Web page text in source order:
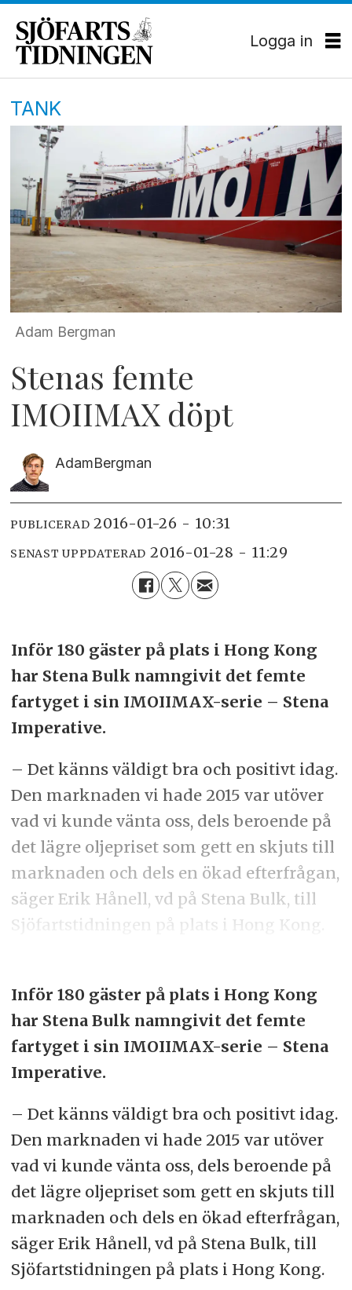
Logga in
TANK
Adam Bergman
Stenas femte
IMOIIMAX döpt
AdamBergman
PUBLICERAD 2016-01-26 - 10:31
SENAST UPPDATERAD 2016-01-28 - 11:29
Inför 180 gäster på plats i Hong Kong
har Stena Bulk namngivit det femte
fartyget i sin IMOIIMAX-serie – Stena
Imperative.
– Det känns väldigt bra och positivt idag.
Den marknaden vi hade 2015 var utöver
vad vi kunde vänta oss, dels beroende på
det lägre oljepriset som gett en skjuts till
marknaden och dels en ökad efterfrågan,
säger Erik Hånell, vd på Stena Bulk, till
Sjöfartstidningen på plats i Hong Kong.
Inför 180 gäster på plats i Hong Kong
har Stena Bulk namngivit det femte
fartyget i sin IMOIIMAX-serie – Stena
Imperative.
– Det känns väldigt bra och positivt idag.
Den marknaden vi hade 2015 var utöver
vad vi kunde vänta oss, dels beroende på
det lägre oljepriset som gett en skjuts till
marknaden och dels en ökad efterfrågan,
säger Erik Hånell, vd på Stena Bulk, till
Sjöfartstidningen på plats i Hong Kong.